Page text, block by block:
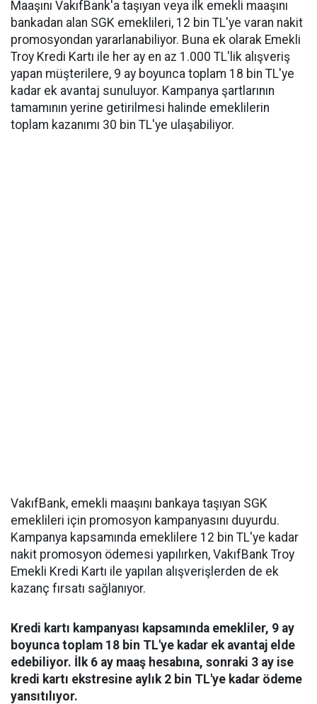
Maaşını VakıfBank'a taşıyan veya ilk emekli maaşını
bankadan alan SGK emeklileri, 12 bin TL'ye varan nakit
promosyondan yararlanabiliyor. Buna ek olarak Emekli
Troy Kredi Kartı ile her ay en az 1.000 TL'lik alışveriş
yapan müşterilere, 9 ay boyunca toplam 18 bin TL'ye
kadar ek avantaj sunuluyor. Kampanya şartlarının
tamamının yerine getirilmesi halinde emeklilerin
toplam kazanımı 30 bin TL'ye ulaşabiliyor.
VakıfBank, emekli maaşını bankaya taşıyan SGK
emeklileri için promosyon kampanyasını duyurdu.
Kampanya kapsamında emeklilere 12 bin TL'ye kadar
nakit promosyon ödemesi yapılırken, VakıfBank Troy
Emekli Kredi Kartı ile yapılan alışverişlerden de ek
kazanç fırsatı sağlanıyor.
Kredi kartı kampanyası kapsamında emekliler, 9 ay
boyunca toplam 18 bin TL'ye kadar ek avantaj elde
edebiliyor. İlk 6 ay maaş hesabına, sonraki 3 ay ise
kredi kartı ekstresine aylık 2 bin TL'ye kadar ödeme
yansıtılıyor.